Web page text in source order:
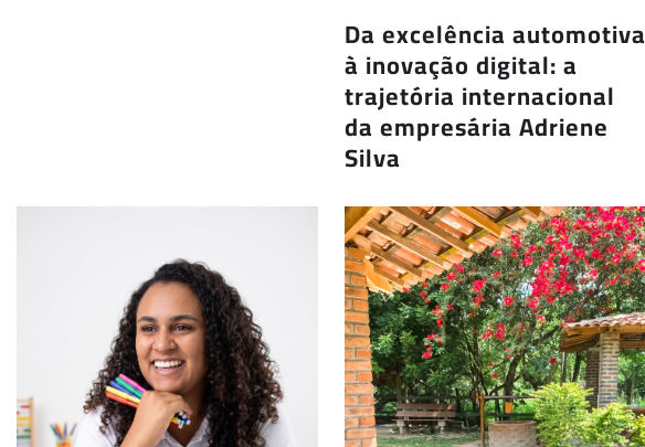
Da excelência automotiva
à inovação digital: a
trajetória internacional
da empresária Adriene
Silva